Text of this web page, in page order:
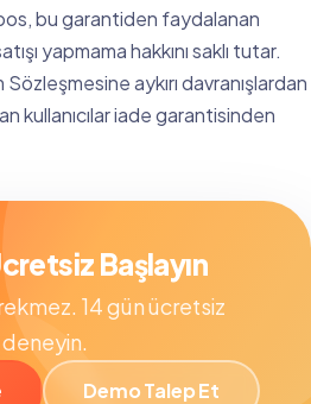
bu garantiden faydalanan
yapmama hakkını saklı tutar.
aykırı davranışlardan
kullanıcılar iade garantisinden
Başlayın
14 gün ücretsiz
deneyin.
Demo Talep Et